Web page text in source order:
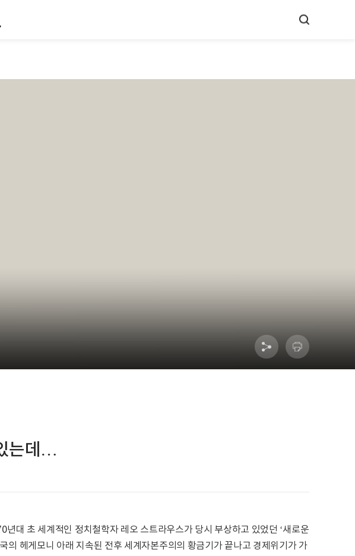
는데…
대 초 세계적인 정치철학자 레오 스트라우스가 당시 부상하고 있었던 ‘새로운
의 헤게모니 아래 지속된 전후 세계자본주의의 황금기가 끝나고 경제위기가 가